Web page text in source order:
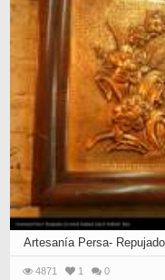
Artesanía Persa-
4871 1 0
next
posts...